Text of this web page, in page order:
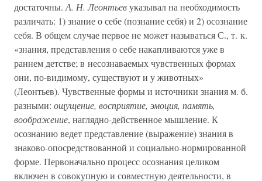
достаточны. А. Н. Леонтьевуказывал на необходимость
различать: 1) знание о себе (познание себя) и 2) осознание
себя. В общем случае первое не может называться С., т. к.
«знания, представления о себе накапливаются уже в
раннем детстве; в несознаваемых чувственных формах
они, по-видимому, существуют и у животных»
(Леонтьев). Чувственные формы и источники знания м. б.
разными: ощущение, восприятие, эмоция, память,
воображение, наглядно-действенное мышление. К
осознанию ведет представление (выражение) знания в
знаково-опосредствованной и социально-нормированной
форме. Первоначально процесс осознания целиком
включен в совокупную и совместную деятельности, в